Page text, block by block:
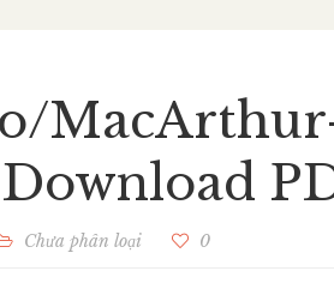
Chưa phân loại 0